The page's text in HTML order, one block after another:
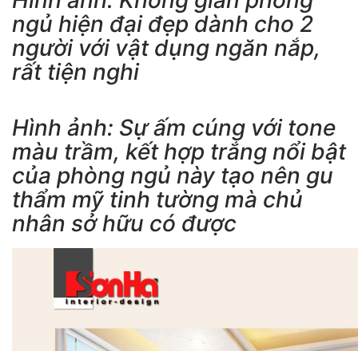
ngủ hiện đại đẹp dành cho 2
người với vật dụng ngăn nắp,
rất tiện nghi
Hình ảnh: Sự ấm cúng với tone
màu trầm, kết hợp trắng nổi bật
của phòng ngủ này tạo nên gu
thẩm mỹ tinh tường mà chủ
nhân sở hữu có được